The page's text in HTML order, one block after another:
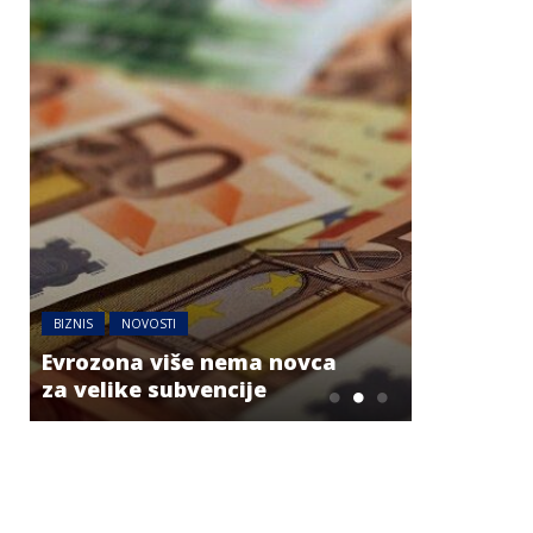
BIZNIS NOVOSTI
Evrozona više nema novca
za velike subvencije